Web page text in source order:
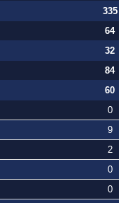
335
64
32
84
60
0
9
2
0
0